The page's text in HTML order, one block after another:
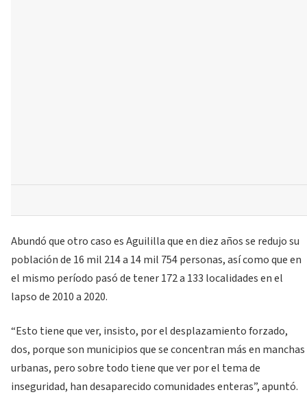
Abundó que otro caso es Aguililla que en diez años se redujo su
población de 16 mil 214 a 14 mil 754 personas, así como que en
el mismo período pasó de tener 172 a 133 localidades en el
lapso de 2010 a 2020.
“Esto tiene que ver, insisto, por el desplazamiento forzado,
dos, porque son municipios que se concentran más en manchas
urbanas, pero sobre todo tiene que ver por el tema de
inseguridad, han desaparecido comunidades enteras”, apuntó.